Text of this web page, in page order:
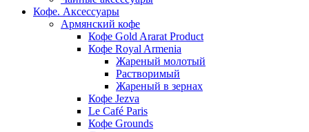
Кофе. Аксессуары
Армянский кофе
Кофе Gold Ararat Product
Кофе Royal Armenia
Жареный молотый
Растворимый
Жареный в зернах
Кофе Jezva
Le Café Paris
Кофе Grounds